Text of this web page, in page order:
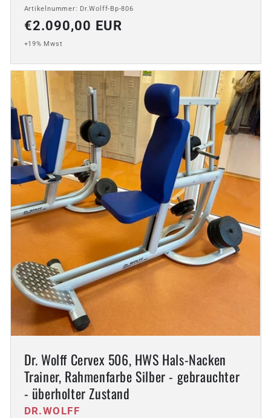
Artikelnummer: Dr.Wolff-Bp-806
Normaler
Preis
€2.090,00 EUR
+19% Mwst
Dr. Wolff Cervex 506, HWS Hals-Nacken
Trainer, Rahmenfarbe Silber - gebrauchter
- überholter Zustand
Anbieter:
DR.WOLFF